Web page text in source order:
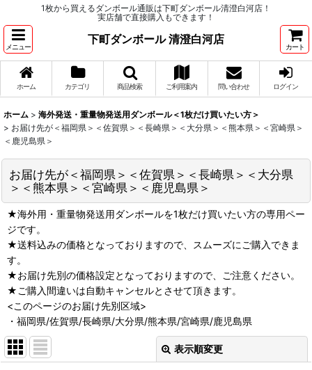
1枚から買えるダンボール通販は下町ダンボール清澄白河店！
実店舗で直接購入もできます！
メニュー
下町ダンボール 清澄白河店
カート
ホーム カテゴリ 商品検索 ご利用案内 問い合わせ ログイン
ホーム > 海外発送・重量物発送用ダンボール＜1枚だけ買いたい方＞
> お届け先が＜福岡県＞＜佐賀県＞＜長崎県＞＜大分県＞＜熊本県＞＜宮崎県＞
＜鹿児島県＞
お届け先が＜福岡県＞＜佐賀県＞＜長崎県＞＜大分県
＞＜熊本県＞＜宮崎県＞＜鹿児島県＞
★海外用・重量物発送用ダンボールを1枚だけ買いたい方の専用ペー
ジです。
★送料込みの価格となっておりますので、スムーズにご購入できま
す。
★お届け先別の価格設定となっておりますので、ご注意ください。
★ご購入間違いは自動キャンセルとさせて頂きます。
<このページのお届け先別区域>
・福岡県/佐賀県/長崎県/大分県/熊本県/宮崎県/鹿児島県
表示順変更